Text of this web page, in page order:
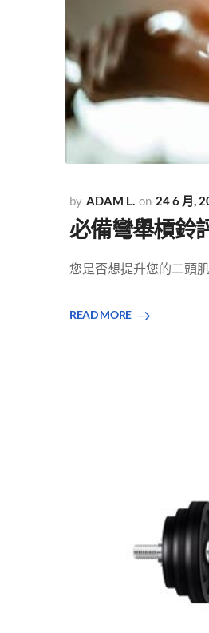
ADAM L. 24 6 月,
必備彎舉槓鈴
您是否想提升您的二頭
READ MORE